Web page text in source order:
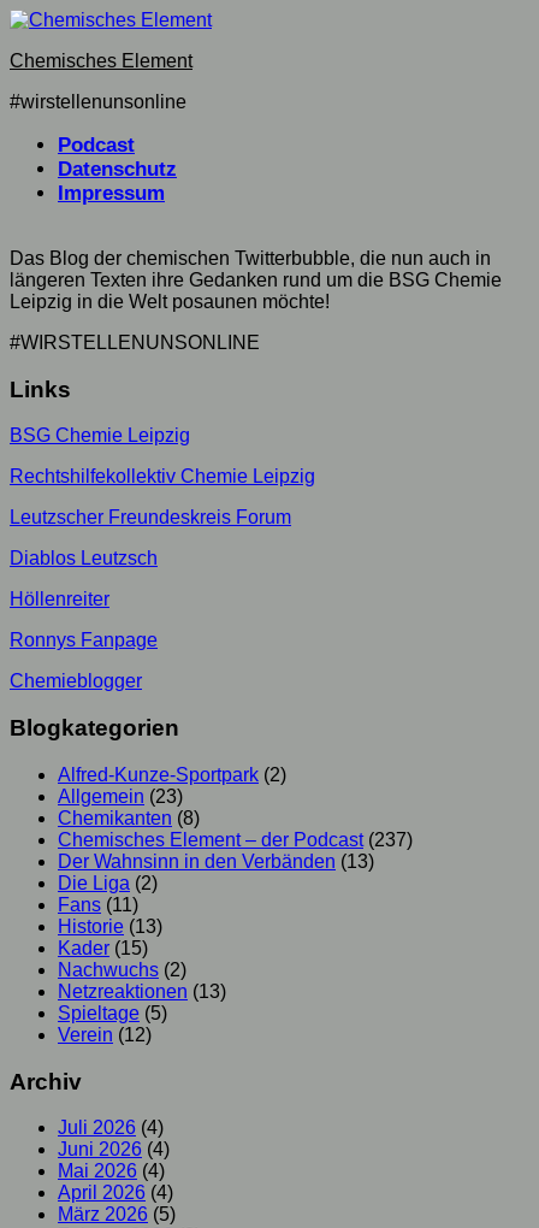
Skip
content
Chemisches Element
#wirstellenunsonline
Podcast
Datenschutz
Impressum
Das Blog der chemischen Twitterbubble, die nun auch in
längeren Texten ihre Gedanken rund um die BSG Chemie
Leipzig in die Welt posaunen möchte!
#WIRSTELLENUNSONLINE
Links
BSG Chemie Leipzig
Rechtshilfekollektiv Chemie Leipzig
Leutzscher Freundeskreis Forum
Diablos Leutzsch
Höllenreiter
Ronnys Fanpage
Chemieblogger
Blogkategorien
Alfred-Kunze-Sportpark (2)
Allgemein (23)
Chemikanten (8)
Chemisches Element – der Podcast(237)
Der Wahnsinn in den Verbänden (13)
Die Liga (2)
Fans (11)
Historie (13)
Kader (15)
Nachwuchs (2)
Netzreaktionen (13)
Spieltage (5)
Verein (12)
Archiv
Juli 2026 (4)
Juni 2026 (4)
Mai 2026 (4)
April 2026 (4)
März 2026 (5)